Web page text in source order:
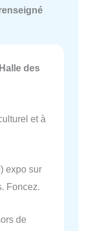
Halle des
et à
expo sur
Foncez.
de